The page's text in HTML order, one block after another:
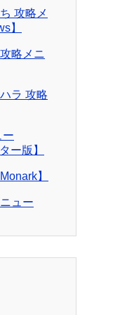
攻略メ
】
略メニ
ラ 攻略
ー
ー版】
】
ュー